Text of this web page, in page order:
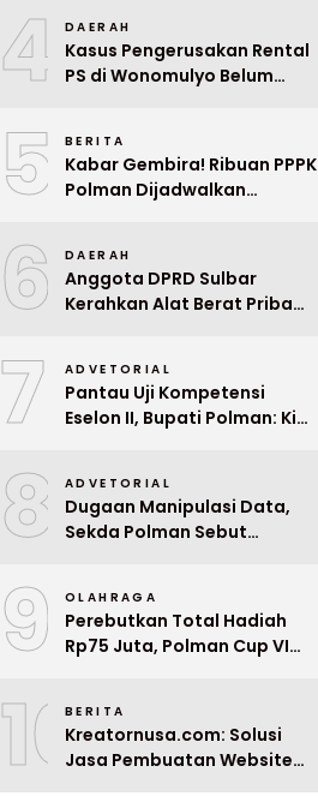
4 DAERAH
Kasus Pengerusakan Rental
PS di Wonomulyo Belum
Pelaku
5 BERITA
Kabar Gembira! Ribuan PPPK
Polman Dijadwalkan
6 DAERAH
Anggota DPRD Sulbar
Kerahkan Alat Berat Pribadi
7 ADVETORIAL
Pantau Uji Kompetensi
Eselon II, Bupati Polman: Kita
8 ADVETORIAL
Dugaan Manipulasi Data,
Sekda Polman Sebut
Ditunda
9 OLAHRAGA
Perebutkan Total Hadiah
Rp75 Juta, Polman Cup VI
10BERITA
Kreatornusa.com: Solusi
Jasa Pembuatan Website